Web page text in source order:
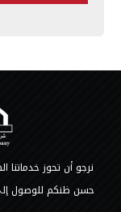
نرجو أن تحوز
حسن ظنكم للوصول